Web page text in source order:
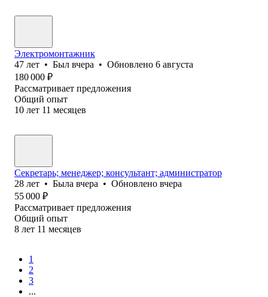
Электромонтажник
47 лет • Был вчера • Обновлено 6 августа
180 000 ₽
Рассматривает предложения
Общий опыт
10 лет 11 месяцев
Секретарь; менеджер; консультант; администратор
28 лет • Была вчера • Обновлено вчера
55 000 ₽
Рассматривает предложения
Общий опыт
8 лет 11 месяцев
1
2
3
...